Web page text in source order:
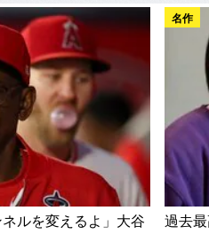
ルを変えるよ」大谷
名作
過去